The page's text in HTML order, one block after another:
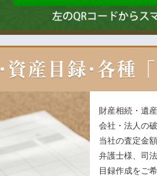
財産相続・遺
会社・法人の
当社の査定金
弁護士様、司
目録作成をご